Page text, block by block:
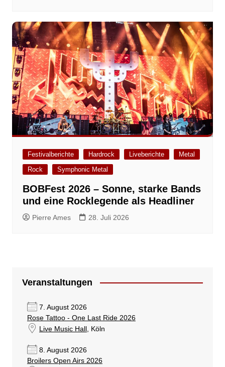
Festivalberichte Hardrock Liveberichte
Metal
Rock
Symphonic Metal
BOBFest 2026 – Sonne, starke Bands
und eine Rocklegende als Headliner
Pierre Ames 28. Juli 2026
Veranstaltungen
7. August 2026
Rose Tattoo - One Last Ride 2026
Live Music Hall
, Köln
8. August 2026
Broilers Open Airs 2026